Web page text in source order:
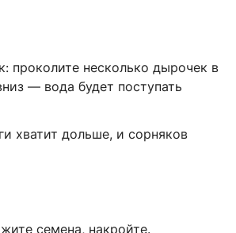
проколите несколько дырочек в
— вода будет поступать
хватит дольше, и сорняков
семена, накройте.